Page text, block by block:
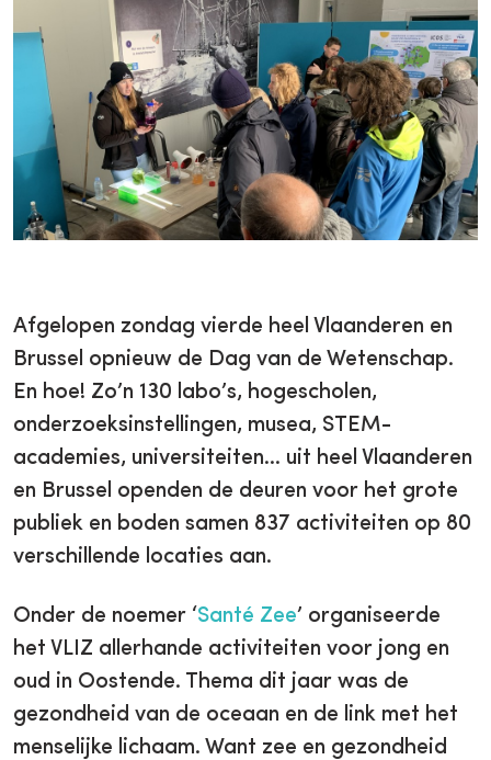
Afgelopen zondag vierde heel Vlaanderen en
Brussel opnieuw de Dag van de Wetenschap.
En hoe! Zo’n 130 labo’s, hogescholen,
onderzoeksinstellingen, musea, STEM-
academies, universiteiten… uit heel Vlaanderen
en Brussel openden de deuren voor het grote
publiek en boden samen 837 activiteiten op 80
verschillende locaties aan.
Onder de noemer ‘Santé Zee’ organiseerde
het VLIZ allerhande activiteiten voor jong en
oud in Oostende. Thema dit jaar was de
gezondheid van de oceaan en de link met het
menselijke lichaam. Want zee en gezondheid